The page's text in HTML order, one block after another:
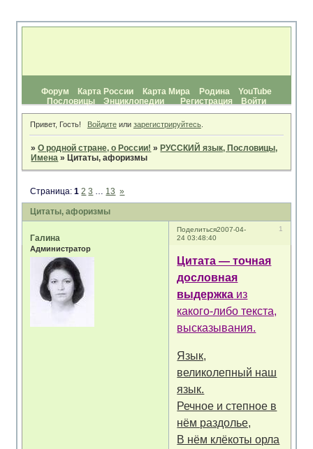
Форум Карта России Карта Мира Родина
YouTube
Пословицы
Энциклопедии Регистрация Войти
Привет, Гость! Войдитеили зарегистрируйтесь.
»О родной стране, о России! »РУССКИЙ язык, Пословицы,
Имена »Цитаты, афоризмы
Цитаты, афоризмы
Страница:1 2 3 … 13 »
Поделиться 1
2007-04-
24 03:48:40
Галина
Администратор
Цитата — точная
дословная
выдержка из
какого-либо текста,
высказывания.
Язык,
великолепный наш
язык.
Речное и степное в
нём раздолье,
В нём клёкоты орла